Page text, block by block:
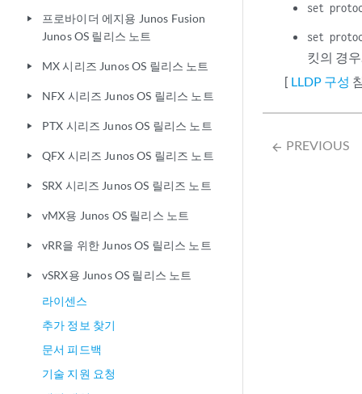
play_arrow
프로바이더 에지용 Junos Fusion
Junos OS 릴리스 노트
play_arrow MX 시리즈 Junos OS 릴리스 노트
play_arrow NFX 시리즈 Junos OS 릴리스 노트
play_arrow PTX 시리즈 Junos OS 릴리스 노트
play_arrow QFX 시리즈 Junos OS 릴리즈 노트
play_arrow SRX 시리즈 Junos OS 릴리즈 노트
play_arrow vMX용 Junos OS 릴리스 노트
play_arrow vRR을 위한 Junos OS 릴리스 노트
play_arrow
vSRX용 Junos OS 릴리스 노트
라이센스
추가 정보 찾기
문서 피드백
기술 지원 요청
set
set
킷의 경
[ LLDP 구성
arrow_backward PREVIOUS